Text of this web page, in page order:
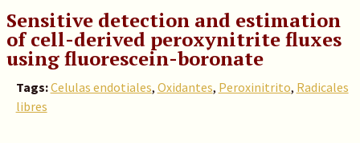
Sensitive detection and estimation
of cell-derived peroxynitrite fluxes
using fluorescein-boronate
Tags:Celulas endotiales, Oxidantes, Peroxinitrito, Radicales
libres